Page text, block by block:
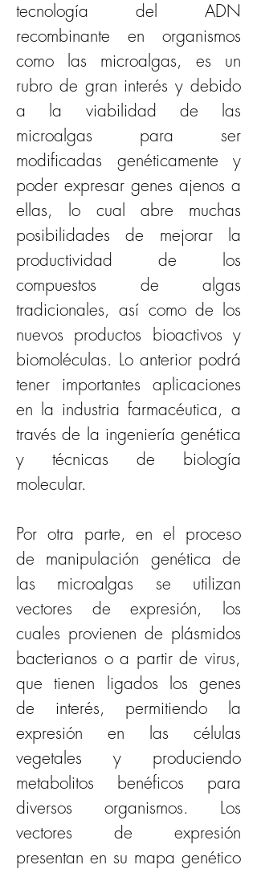
tecnología del ADN
recombinante en organismos
como las microalgas, es un
rubro de gran interés y debido
a la viabilidad de las
microalgas para ser
modificadas genéticamente y
poder expresar genes ajenos a
ellas, lo cual abre muchas
posibilidades de mejorar la
productividad de los
compuestos de algas
tradicionales, así como de los
nuevos productos bioactivos y
biomoléculas. Lo anterior podrá
tener importantes aplicaciones
en la industria farmacéutica, a
través de la ingeniería genética
y técnicas de biología
molecular.
Por otra parte, en el proceso
de manipulación genética de
las microalgas se utilizan
vectores de expresión, los
cuales provienen de plásmidos
bacterianos o a partir de virus,
que tienen ligados los genes
de interés, permitiendo la
expresión en las células
vegetales y produciendo
metabolitos benéficos para
diversos organismos. Los
vectores de expresión
presentan en su mapa genético